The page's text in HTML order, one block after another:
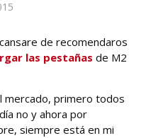
de recomendaros
las pestañas de M2
mercado, primero todos
no y ahora por
siempre está en mi